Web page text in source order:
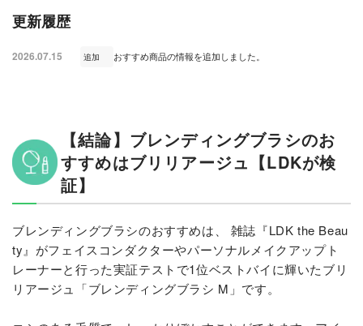
更新履歴
2026.07.15 追加 おすすめ商品の情報を追加しました。
【結論】ブレンディングブラシのお
すすめはブリリアージュ【LDKが検
証】
ブレンディングブラシのおすすめは、 雑誌『LDK the Beau
ty』がフェイスコンダクターやパーソナルメイクアップト
レーナーと行った実証テストで1位ベストバイに輝いたブリ
リアージュ「ブレンディングブラシ M」です。